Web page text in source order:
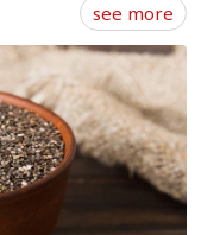
see more